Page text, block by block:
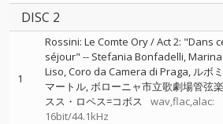
DISC 2
1
Rossini: Le Comte Ory / Act 2: "Dans
séjour" -- Stefania Bonfadelli
Liso Coro da Camera di Praga ルボ
マートル ボローニャ市立歌劇場管弦
スス・ロペス=コボス
wav,flac,alac:
16bit/44.1kHz